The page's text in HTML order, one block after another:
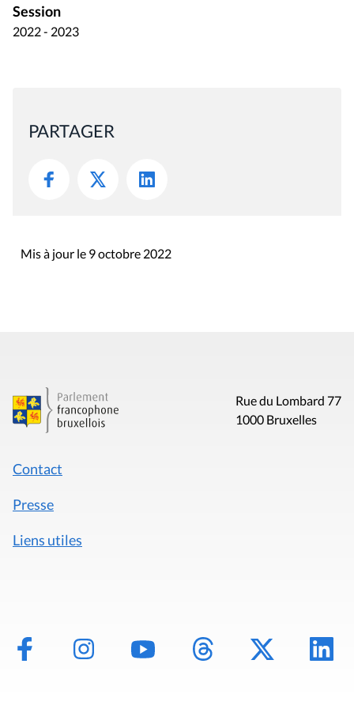
Session
2022 - 2023
PARTAGER
Mis à jour le 9 octobre 2022
Rue du Lombard 77
1000 Bruxelles
Contact
Presse
Liens utiles